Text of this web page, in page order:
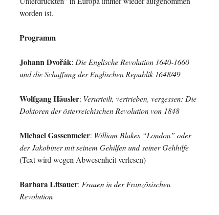
worden ist.
Programm
Johann Dvořák: Die Englische Revolution 1640-1660
und die Schaffung der Englischen Republik 1648/49
Wolfgang Häusler: Verurteilt, vertrieben, vergessen: Die
Doktoren der österreichischen Revolution von 1848
Michael Gassenmeier: William Blakes “London” oder
der Jakobiner mit seinem Gehilfen und seiner Gehhilfe
(Text wird wegen Abwesenheit verlesen)
Barbara Litsauer: Frauen in der Französischen
Revolution